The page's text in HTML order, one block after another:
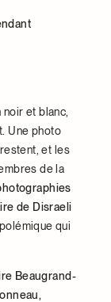
et blanc,
Une photo
et les
de la
de Disraeli
qui
Beaugrand-